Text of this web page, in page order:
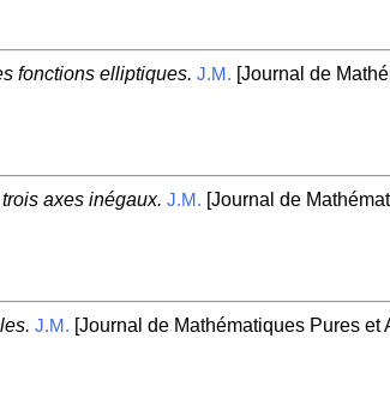
fonctions elliptiques. J.M. [Journal de
axes inégaux. J.M. [Journal de
J.M. [Journal de Mathématiques Pures et